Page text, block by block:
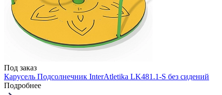
Под заказ
Карусель Подсолнечник InterAtletika LK481.1-S без сидений
Подробнее